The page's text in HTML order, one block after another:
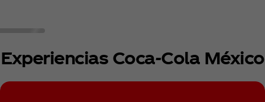
Experiencias Coca‑Cola México